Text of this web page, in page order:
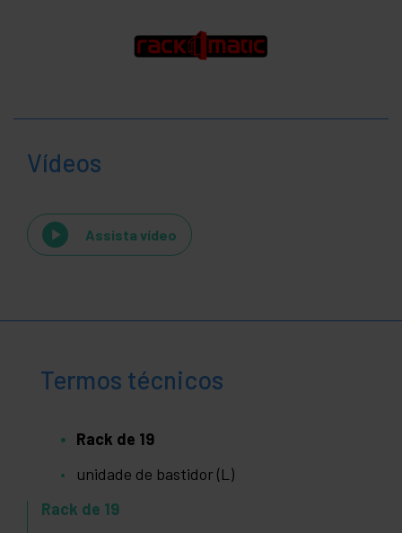
Vídeos
Assista vídeo
Termos técnicos
Rack de 19
unidade de bastidor (L)
Rack de 19